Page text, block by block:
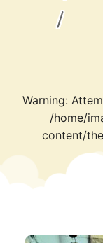
/
Warning:
/home/
content/